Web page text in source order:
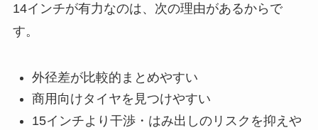
14インチが有力なのは、次の理由があるからで
す。
外径差が比較的まとめやすい
商用向けタイヤを見つけやすい
15インチより干渉・はみ出しのリスクを抑えや